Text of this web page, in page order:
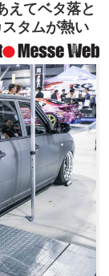
えてベタ落と
タムが熱い